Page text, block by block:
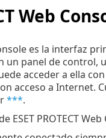
Web
es la interfaz
un panel de
acceder a ella
acceso a Internet.
***.
ESET PROTECT Web